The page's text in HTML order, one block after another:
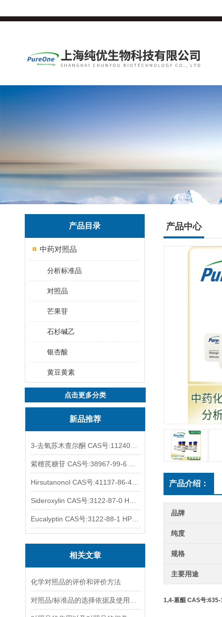
产品目录
中药对照品
分析标准品
对照品
芒果苷
石杉碱乙
银杏酸
黄豆黄素
点击更多分类
新品推荐
相关文章
化学对照品的评价和评价方法
产品中心
产品介绍：
品牌
纯度
规格
主要用途
1,4-蒽醌 CAS号